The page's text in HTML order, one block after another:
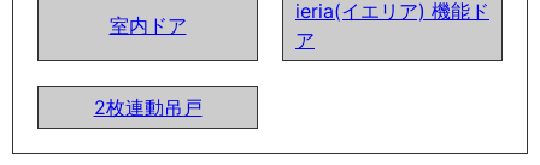
室内ドア
ieria(イエリア) 機能ド
ア
2枚連動吊戸